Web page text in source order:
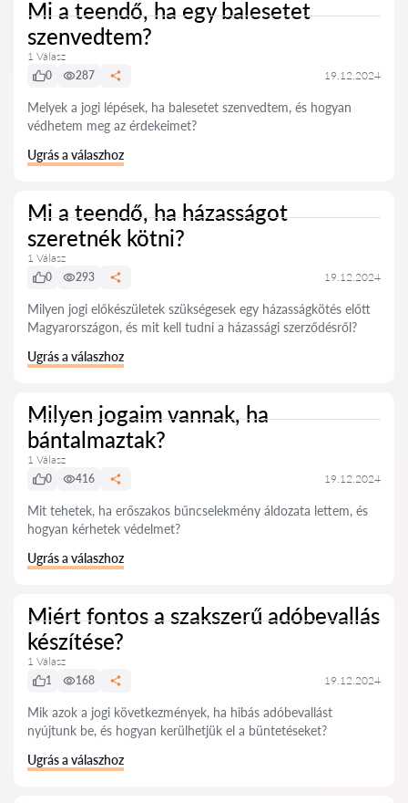
Mi a teendő, ha egy balesetet
szenvedtem?
1 Válasz
0
287 19.12.2024
Melyek a jogi lépések, ha balesetet szenvedtem, és hogyan
védhetem meg az érdekeimet?
Ugrás a válaszhoz
Mi a teendő, ha házasságot
szeretnék kötni?
1 Válasz
0
293 19.12.2024
Milyen jogi előkészületek szükségesek egy házasságkötés előtt
Magyarországon, és mit kell tudni a házassági szerződésről?
Ugrás a válaszhoz
Milyen jogaim vannak, ha
bántalmaztak?
1 Válasz
0
416 19.12.2024
Mit tehetek, ha erőszakos bűncselekmény áldozata lettem, és
hogyan kérhetek védelmet?
Ugrás a válaszhoz
Miért fontos a szakszerű adóbevallás
készítése?
1 Válasz
1
168 19.12.2024
Mik azok a jogi következmények, ha hibás adóbevallást
nyújtunk be, és hogyan kerülhetjük el a büntetéseket?
Ugrás a válaszhoz